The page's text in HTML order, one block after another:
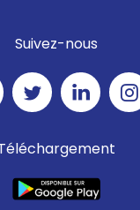
Suivez-nous